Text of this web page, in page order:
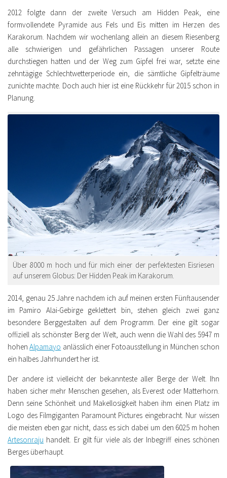
2012 folgte dann der zweite Versuch am Hidden Peak, eine
formvollendete Pyramide aus Fels und Eis mitten im Herzen des
Karakorum. Nachdem wir wochenlang allein an diesem Riesenberg
alle schwierigen und gefährlichen Passagen unserer Route
durchstiegen hatten und der Weg zum Gipfel frei war, setzte eine
zehntägige Schlechtwetterperiode ein, die sämtliche Gipfelträume
zunichte machte. Doch auch hier ist eine Rückkehr für 2015 schon in
Planung.
Über 8000 m hoch und für mich einer der perfektesten Eisriesen
auf unserem Globus: Der Hidden Peak im Karakorum.
2014, genau 25 Jahre nachdem ich auf meinen ersten Fünftausender
im Pamiro Alai-Gebirge geklettert bin, stehen gleich zwei ganz
besondere Berggestalten auf dem Programm. Der eine gilt sogar
offiziell als schönster Berg der Welt, auch wenn die Wahl des 5947 m
hohenAlpamayo anlässlich einer Fotoausstellung in München schon
ein halbes Jahrhundert her ist.
Der andere ist vielleicht der bekannteste aller Berge der Welt. Ihn
haben sicher mehr Menschen gesehen, als Everest oder Matterhorn.
Denn seine Schönheit und Makellosigkeit haben ihm einen Platz im
Logo des Filmgiganten Paramount Pictures eingebracht. Nur wissen
die meisten eben gar nicht, dass es sich dabei um den 6025 m hohen
Artesonraju handelt. Er gilt für viele als der Inbegriff eines schönen
Berges überhaupt.